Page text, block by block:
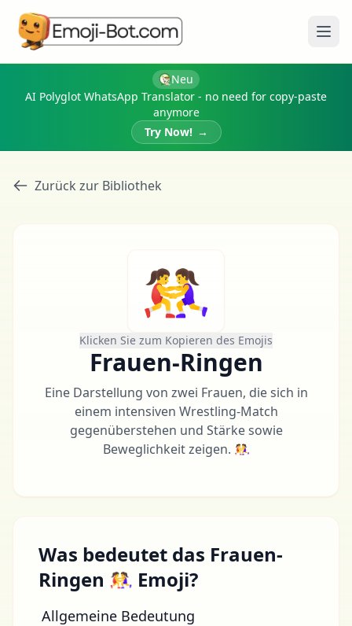
Neu
AI Polyglot WhatsApp Translator - no need for copy-paste
anymore
Try Now! →
Zurück zur Bibliothek
🤼‍♀️
Klicken Sie zum Kopieren des Emojis
Frauen-Ringen
Eine Darstellung von zwei Frauen, die sich in
einem intensiven Wrestling-Match
gegenüberstehen und Stärke sowie
Beweglichkeit zeigen. 🤼‍♀️
Was bedeutet das Frauen-
Ringen 🤼‍♀️ Emoji?
Allgemeine Bedeutung